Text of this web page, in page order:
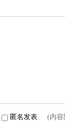
匿名发表 (内